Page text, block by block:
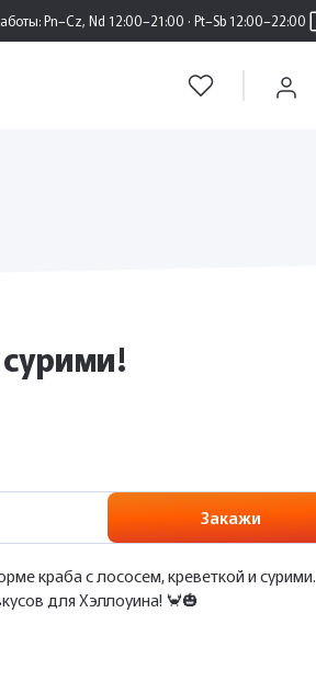
Pn–Cz, Nd 12:00–21:00 · Pt–Sb 12:00–22:00
Закажи
краба с лососем, креветкой и сурими.
для Хэллоуина! 🦀🎃